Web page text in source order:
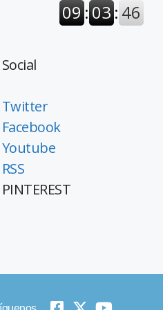
Social
Twitter
Facebook
Youtube
RSS
PINTEREST